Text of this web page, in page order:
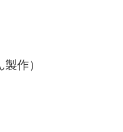
作）